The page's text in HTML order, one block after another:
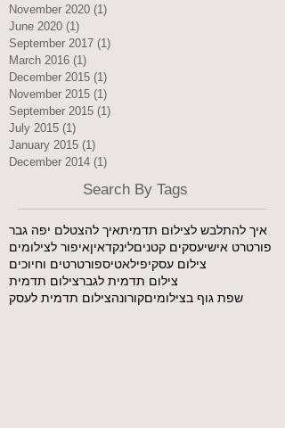
November 2020 (1)
June 2020 (1)
September 2017 (1)
March 2016 (1)
December 2015 (1)
November 2015 (1)
September 2015 (1)
July 2015 (1)
January 2015 (1)
December 2014 (1)
Search By Tags
איך להצטלם יפה גבראיך להתלבש לצילום תדמית
איפור לצילומיםלינקדאיןעסקים קטניםפורטרט אישי
פורטרטים וחיוכיםפילאטיסצילום עסקי
צילום תדמיתצילום תדמית לגבר
צילום תדמית לעסקקורונהשפת גוף בצילומים